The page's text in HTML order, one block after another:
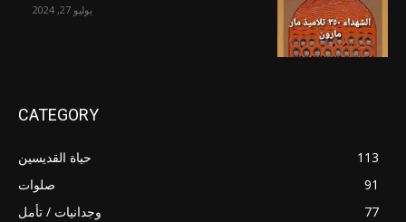
يوليو 27, 2024
CATEGORY
حياة القديسين
113
صلوات
91
وجدانيات / تأمل
77